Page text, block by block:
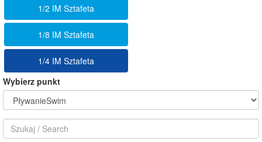
1/2 IM Sztafeta
1/8 IM Sztafeta
1/4 IM Sztafeta
Wybierz punkt